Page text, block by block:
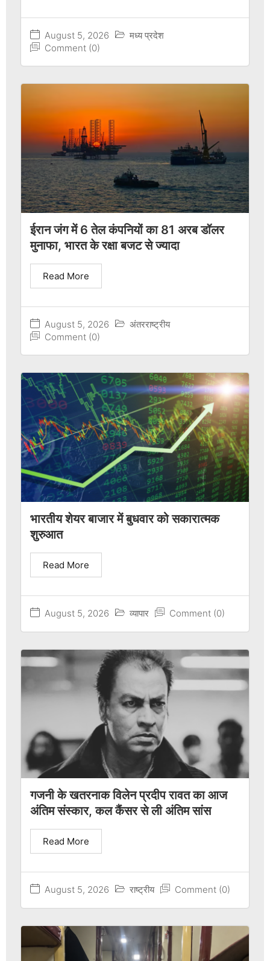
August 5, 2026
मध्य प्रदेश
Comment (0)
ईरान जंग में 6 तेल कंपनियों का 81 अरब डॉलर
मुनाफा, भारत के रक्षा बजट से ज्यादा
August 5, 2026
अंतरराष्ट्रीय
Comment (0)
Read More
भारतीय शेयर बाजार में बुधवार को सकारात्मक
शुरुआत
August 5, 2026 व्यापार Comment (0)
Read More
गजनी के खतरनाक विलेन प्रदीप रावत का आज
अंतिम संस्कार, कल कैंसर से ली अंतिम सांस
August 5, 2026 राष्ट्रीय Comment (0)
Read More